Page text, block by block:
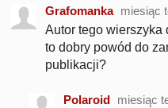
Grafomanka miesiąc
Autor tego wierszyka
to dobry powód do
publikacji?
Polaroid miesiąc